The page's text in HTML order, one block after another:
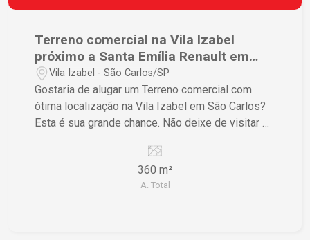
Terreno comercial na Vila Izabel
próximo a Santa Emília Renault em
São Carlos
Vila Izabel - São Carlos/SP
Gostaria de alugar um Terreno comercial com
ótima localização na Vila Izabel em São Carlos?
Esta é sua grande chance. Não deixe de visitar e
360 m²
A. Total